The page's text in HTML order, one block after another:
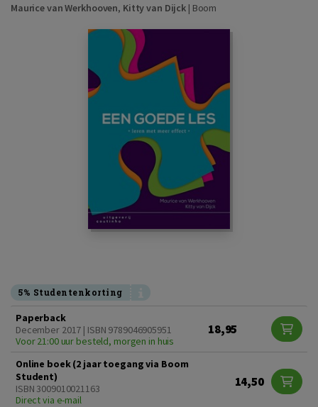
Maurice van Werkhooven, Kitty van Dijck | Boom
5% Studentenkorting
Paperback
December 2017 | ISBN 9789046905951
Voor 21:00 uur besteld, morgen in huis
18,95
Online boek (2 jaar toegang via Boom
Student)
ISBN 3009010021163
Direct via e-mail
14,50